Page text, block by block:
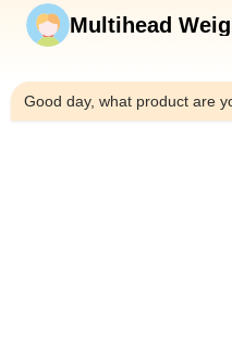
Multihead
Good day, what product are